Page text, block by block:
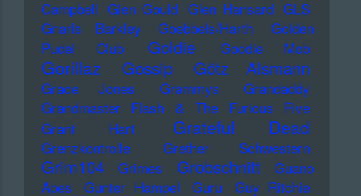
Campbell Glen Gould Glen Hansard GLS
Gnarls Barkley
Goebbels/Harth
Golden
Pudel Club
Goldie Goodie Mob
Gorillaz Gossip Götz Alsmann
Grace Jones Grammys
Grandaddy
Grandmaster Flash & The Furious Five
Grant Hart
Grateful Dead
Grenzkontrolle Grether Schwestern
Grim104 Grimes Grobschnitt
Guano
Apes
Gunter Hampel Guru
Guy Ritchie